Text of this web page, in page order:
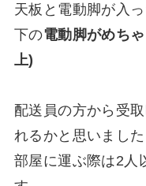
天板と電動脚が入
下の電動脚がめち
上)
配送員の方から受
れるかと思いまし
部屋に運ぶ際は2人